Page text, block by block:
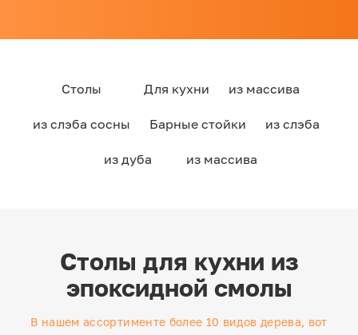
Столы Для кухни из массива
из слэба сосны Барные стойки из слэба
из дуба из массива
Столы для кухни из
эпоксидной смолы
В нашем ассортименте более 10 видов дерева, вот